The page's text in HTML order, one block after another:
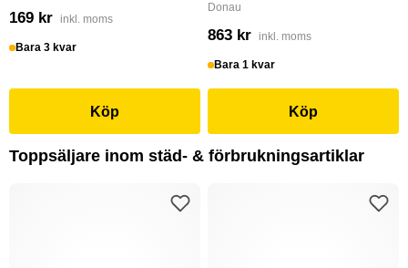
169 kr inkl. moms
Bara 3 kvar
Köp
Donau
863 kr inkl. moms
Bara 1 kvar
Köp
Toppsäljare inom städ- & förbrukningsartiklar